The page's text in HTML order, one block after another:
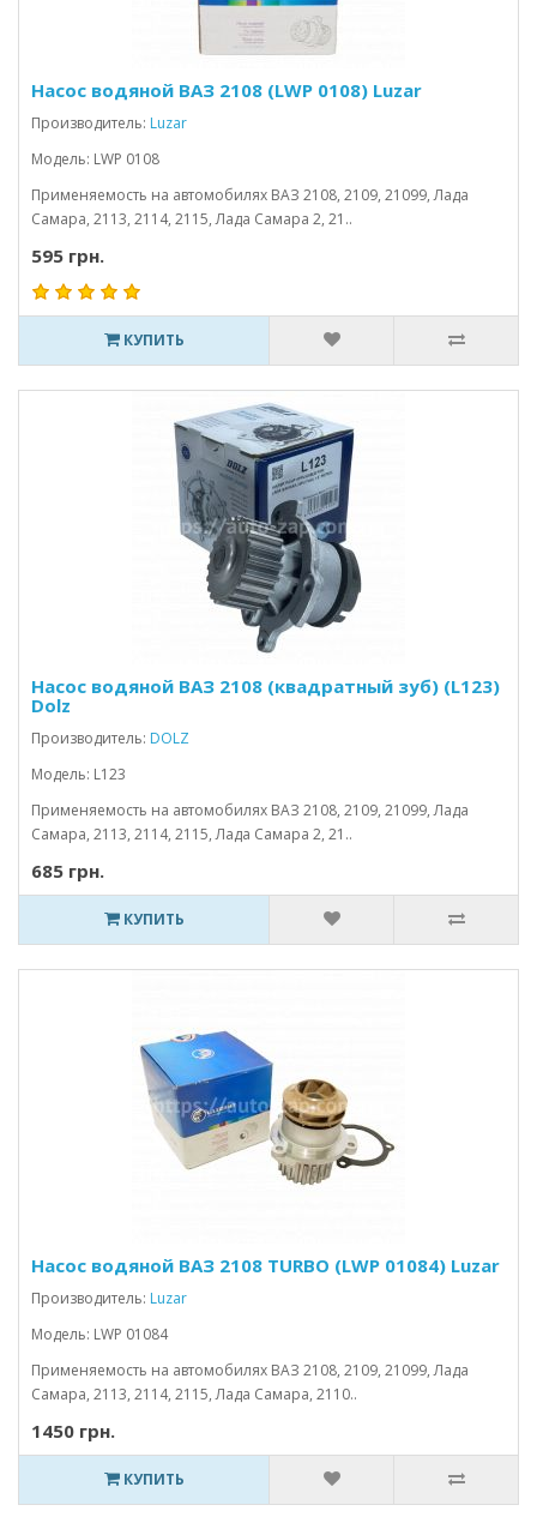
Насос водяной ВАЗ 2108 (LWP 0108) Luzar
Производитель: Luzar
Модель: LWP 0108
Применяемость на автомобилях ВАЗ 2108, 2109, 21099, Лада
Самара, 2113, 2114, 2115, Лада Самара 2, 21..
595 грн.
КУПИТЬ
Насос водяной ВАЗ 2108 (квадратный зуб) (L123)
Dolz
Производитель: DOLZ
Модель: L123
Применяемость на автомобилях ВАЗ 2108, 2109, 21099, Лада
Самара, 2113, 2114, 2115, Лада Самара 2, 21..
685 грн.
КУПИТЬ
Насос водяной ВАЗ 2108 TURBO (LWP 01084) Luzar
Производитель: Luzar
Модель: LWP 01084
Применяемость на автомобилях ВАЗ 2108, 2109, 21099, Лада
Самара, 2113, 2114, 2115, Лада Самара, 2110..
1450 грн.
КУПИТЬ